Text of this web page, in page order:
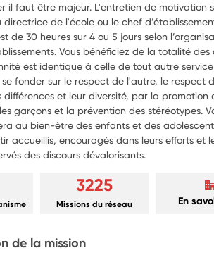
il faut être majeur. L'entretien de motivation
de l'école ou le chef
de 30 heures sur 4 ou 5 jours selon
Vous bénéficiez de la totalité des
est identique à celle de tout autre
se fonder sur le respect de l'autre, le respect
différences et leur diversité, par la promotion
garçons et la prévention des stéréotypes.
au bien-être des enfants et des
accueillis, encouragés dans leurs efforts et
des discours dévalorisants.
3225
Missions du réseau En
de la mission